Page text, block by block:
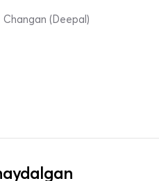
Changan (Deepal)